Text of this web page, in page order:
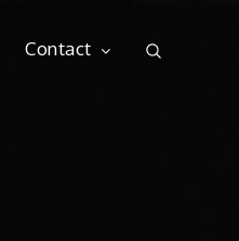
Contact